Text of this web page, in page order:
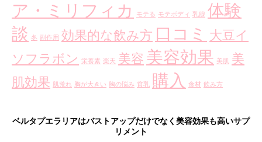
ア・ミリフィカ
モテる モテボディ 乳腺 体験
談 冬 副作用 効果的な飲み方 口コミ 大豆イ
ソフラボン 栄養素 楽天 美容 美容効果 美肌 美
肌効果 肌荒れ 胸が大きい 胸の悩み 貧乳 購入 食材 飲み方
ベルタプエラリアはバストアップだけでなく美容効果も高いサプ
リメント